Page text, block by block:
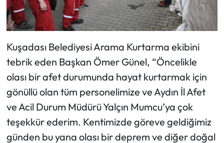
Kuşadası Belediyesi Arama Kurtarma ekibini
tebrik eden Başkan Ömer Günel, “Öncelikle
olası bir afet durumunda hayat kurtarmak için
gönüllü olan tüm personelimize ve Aydın İl Afet
ve Acil Durum Müdürü Yalçın Mumcu’ya çok
teşekkür ederim. Kentimizde göreve geldiğimiz
günden bu yana olası bir deprem ve diğer doğal